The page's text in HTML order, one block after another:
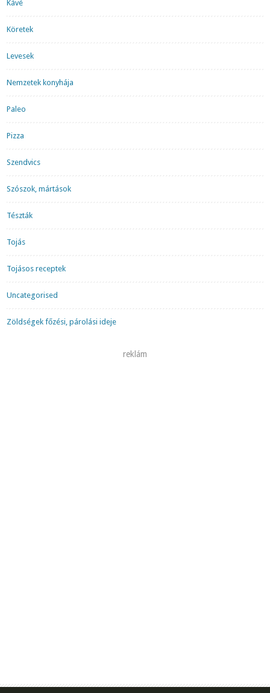
Kávé
Köretek
Levesek
Nemzetek konyhája
Paleo
Pizza
Szendvics
Szószok, mártások
Tészták
Tojás
Tojásos receptek
Uncategorised
Zöldségek főzési, párolási ideje
reklám